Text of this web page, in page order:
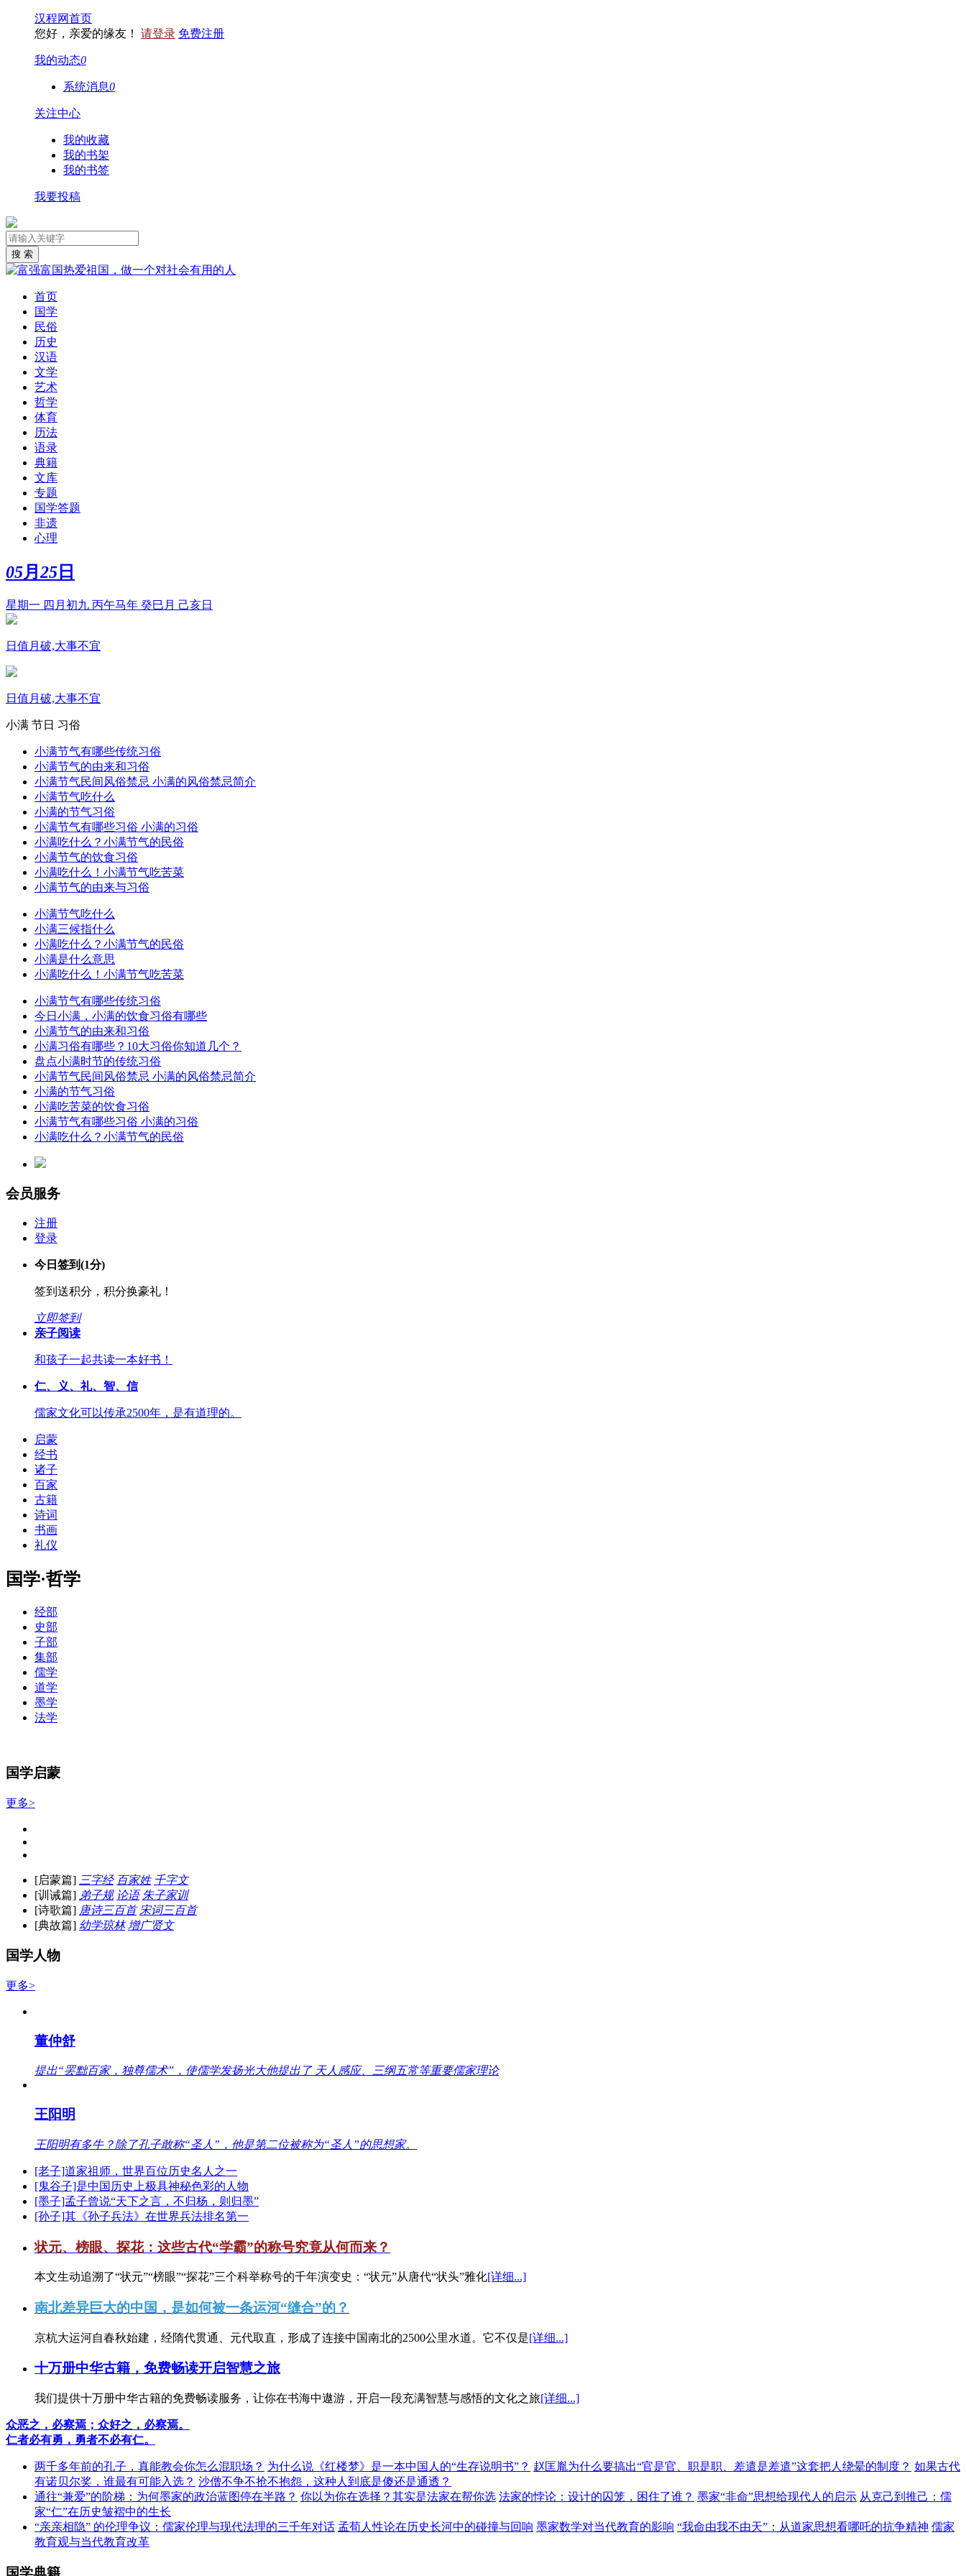
汉程网首页
您好，亲爱的缘友！ 请登录 免费注册
我的动态0
系统消息0
关注中心
我的收藏
我的书架
我的书签
我要投稿
首页
国学
民俗
历史
汉语
文学
艺术
哲学
体育
历法
语录
典籍
文库
专题
国学答题
非遗
心理
05月 25 日
星期一 四月初九 丙午马年 癸巳月 己亥日
日值月破,大事不宜
日值月破,大事不宜
小满 节日 习俗
小满节气有哪些传统习俗
小满节气的由来和习俗
小满节气民间风俗禁忌 小满的风俗禁忌简介
小满节气吃什么
小满的节气习俗
小满节气有哪些习俗 小满的习俗
小满吃什么？小满节气的民俗
小满节气的饮食习俗
小满吃什么！小满节气吃苦菜
小满节气的由来与习俗
小满节气吃什么
小满三候指什么
小满吃什么？小满节气的民俗
小满是什么意思
小满吃什么！小满节气吃苦菜
小满节气有哪些传统习俗
今日小满，小满的饮食习俗有哪些
小满节气的由来和习俗
小满习俗有哪些？10大习俗你知道几个？
盘点小满时节的传统习俗
小满节气民间风俗禁忌 小满的风俗禁忌简介
小满的节气习俗
小满吃苦菜的饮食习俗
小满节气有哪些习俗 小满的习俗
小满吃什么？小满节气的民俗
会员服务
注册
登录
今日签到(1分)
签到送积分，积分换豪礼！
立即签到
亲子阅读
和孩子一起共读一本好书！
仁、义、礼、智、信
儒家文化可以传承2500年，是有道理的。
启蒙
经书
诸子
百家
古籍
诗词
书画
礼仪
国学·哲学
经部
史部
子部
集部
儒学
道学
墨学
法学
国学启蒙
更多>
[启蒙篇] 三字经 百家姓 千字文
[训诫篇] 弟子规 论语 朱子家训
[诗歌篇] 唐诗三百首 宋词三百首
[典故篇] 幼学琼林 增广贤文
国学人物
更多>
董仲舒
提出“罢黜百家，独尊儒术”，使儒学发扬光大他提出了 天人感应、三纲五常等重要儒家理论
王阳明
王阳明有多牛？除了孔子敢称“圣人”，他是第二位被称为“圣人”的思想家。
[老子]道家祖师，世界百位历史名人之一
[鬼谷子]是中国历史上极具神秘色彩的人物
[墨子]孟子曾说“天下之言，不归杨，则归墨”
[孙子]其《孙子兵法》在世界兵法排名第一
状元、榜眼、探花：这些古代“学霸”的称号究竟从何而来？
本文生动追溯了“状元”“榜眼”“探花”三个科举称号的千年演变史：“状元”从唐代“状头”雅化[详细...]
南北差异巨大的中国，是如何被一条运河“缝合”的？
京杭大运河自春秋始建，经隋代贯通、元代取直，形成了连接中国南北的2500公里水道。它不仅是[详细...]
十万册中华古籍，免费畅读开启智慧之旅
我们提供十万册中华古籍的免费畅读服务，让你在书海中遨游，开启一段充满智慧与感悟的文化之旅[详细...]
众恶之，必察焉；众好之，必察焉。
仁者必有勇，勇者不必有仁。
两千多年前的孔子，真能教会你怎么混职场？ 为什么说《红楼梦》是一本中国人的“生存说明书”？ 赵匡胤为什么要搞出“官是官、职是职、差遣是差遣”这套把人绕晕的制度？ 如果古代
有诺贝尔奖，谁最有可能入选？ 沙僧不争不抢不抱怨，这种人到底是傻还是通透？
通往“兼爱”的阶梯：为何墨家的政治蓝图停在半路？ 你以为你在选择？其实是法家在帮你选 法家的悖论：设计的囚笼，困住了谁？ 墨家“非命”思想给现代人的启示 从克己到推己：儒
家“仁”在历史皱褶中的生长
“亲亲相隐” 的伦理争议：儒家伦理与现代法理的三千年对话 孟荀人性论在历史长河中的碰撞与回响 墨家数学对当代教育的影响 “我命由我不由天”：从道家思想看哪吒的抗争精神 儒家
教育观与当代教育改革
国学典籍